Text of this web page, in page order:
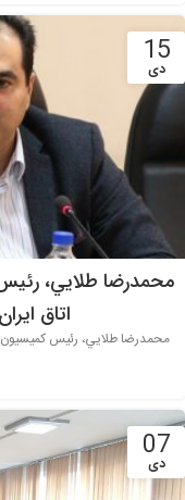
15
دی
محمدرضا طلايي،
اتاق
محمدرضا طلايي، رئيس كميسيون
07
دی